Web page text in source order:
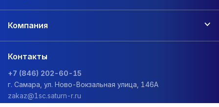
Компания
Контакты
+7 (846) 202-60-15
г. Самара, ул. Ново-Вокзальная улица, 146А
zakaz@1sc.saturn-r.ru